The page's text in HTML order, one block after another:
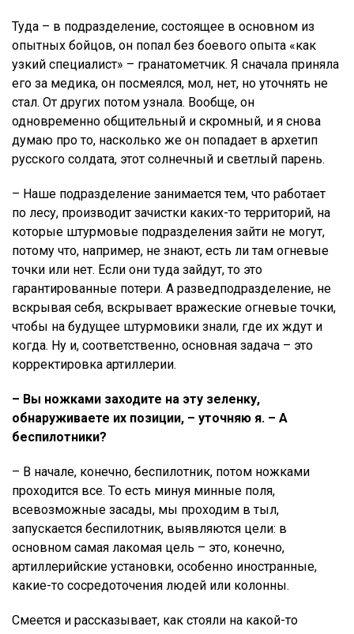
Туда – в подразделение, состоящее в основном из
опытных бойцов, он попал без боевого опыта «как
узкий специалист» – гранатометчик. Я сначала приняла
его за медика, он посмеялся, мол, нет, но уточнять не
стал. От других потом узнала. Вообще, он
одновременно общительный и скромный, и я снова
думаю про то, насколько же он попадает в архетип
русского солдата, этот солнечный и светлый парень.
– Наше подразделение занимается тем, что работает
по лесу, производит зачистки каких-то территорий, на
которые штурмовые подразделения зайти не могут,
потому что, например, не знают, есть ли там огневые
точки или нет. Если они туда зайдут, то это
гарантированные потери. А разведподразделение, не
вскрывая себя, вскрывает вражеские огневые точки,
чтобы на будущее штурмовики знали, где их ждут и
когда. Ну и, соответственно, основная задача – это
корректировка артиллерии.
– Вы ножками заходите на эту зеленку,
обнаруживаете их позиции, – уточняю я. – А
беспилотники?
– В начале, конечно, беспилотник, потом ножками
проходится все. То есть минуя минные поля,
всевозможные засады, мы проходим в тыл,
запускается беспилотник, выявляются цели: в
основном самая лакомая цель – это, конечно,
артиллерийские установки, особенно иностранные,
какие-то сосредоточения людей или колонны.
Смеется и рассказывает, как стояли на какой-то